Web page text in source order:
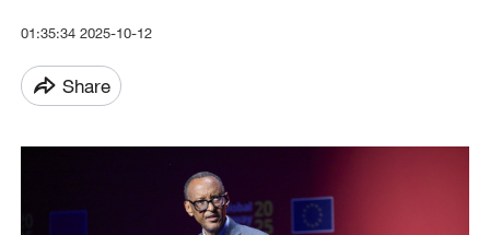
01:35:34 2025-10-12
Share